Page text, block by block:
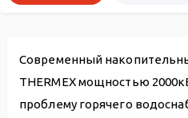
Современный
THERMEX мощностью
проблему горячего